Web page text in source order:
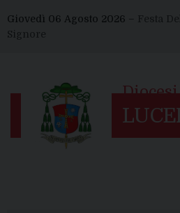
to
content
Giovedì 06 Agosto 2026 – Festa
Signore